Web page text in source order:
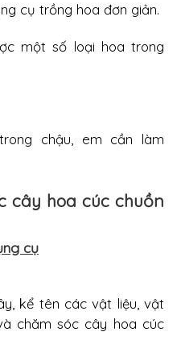
cụ trồng hoa đơn giản.
một số loại hoa trong
chậu, em cần làm
cây hoa cúc chuồn
cụ
kể tên các vật liệu, vật
chăm sóc cây hoa cúc